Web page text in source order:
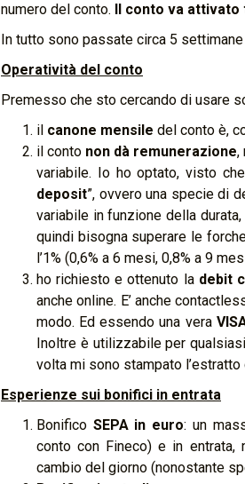
numero del conto. Il conto va
In tutto sono passate circa 5 settimane
Operatività del conto
Premesso che sto cercando di usare
il canone mensile del conto è,
il conto non dà remunerazione,
variabile. Io ho optato, visto
deposit”, ovvero una specie di
variabile in funzione della
quindi bisogna superare le
l’1% (0,6% a 6 mesi, 0,8% a 9
ho richiesto e ottenuto la debit
anche online. E’ anche
modo. Ed essendo una vera
Inoltre è utilizzabile per
volta mi sono stampato l’estratto
Esperienze sui bonifici in entrata
Bonifico SEPA in euro: un
conto con Fineco) e in entrata,
cambio del giorno (nonostante